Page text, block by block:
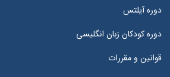
دوره آیلتس
دوره کودکان زبان انگلیسی
قوانین و مقررات